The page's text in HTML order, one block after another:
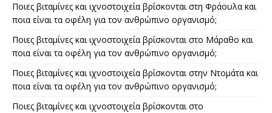
Ποιες βιταμίνες και ιχνοστοιχεία βρίσκονται στη Φράουλα και
ποια είναι τα οφέλη για τον ανθρώπινο οργανισμό;
Ποιες βιταμίνες και ιχνοστοιχεία βρίσκονται στο Μάραθο και
ποια είναι τα οφέλη για τον ανθρώπινο οργανισμό;
Ποιες βιταμίνες και ιχνοστοιχεία βρίσκονται στην Ντομάτα και
ποια είναι τα οφέλη για τον ανθρώπινο οργανισμό;
Ποιες βιταμίνες και ιχνοστοιχεία βρίσκονται στο